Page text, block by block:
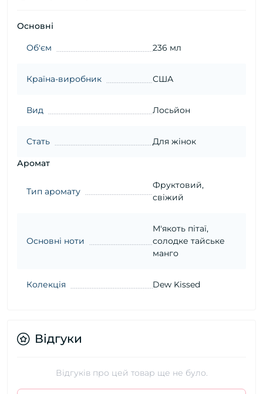
Основні
Об'єм 236 мл
Країна-виробник США
Вид Лосьйон
Стать Для жінок
Аромат
Тип аромату
Фруктовий,
свіжий
Основні ноти
М'якоть пітаї,
солодке тайське
манго
Колекція Dew Kissed
Відгуки
Відгуків про цей товар ще не було.